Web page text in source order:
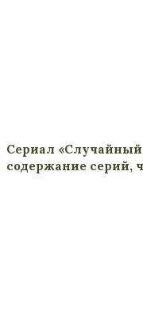
Сериал «Случайный
содержание серий,